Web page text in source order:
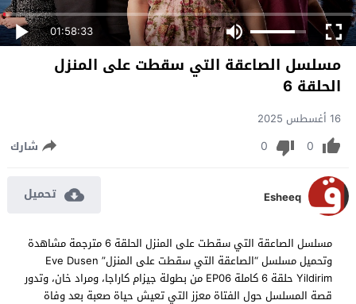
01:58:33
مسلسل الصاعقة التي سقطت على المنزل
الحلقة 6
16 أغسطس 2025
0
0 شارك
Esheeq تحميل
مسلسل الصاعقة التي سقطت على المنزل الحلقة 6 مترجمة مشاهدة
وتحميل مسلسل “الصاعقة التي سقطت على المنزل” Eve Dusen
Yildirim حلقة 6 كاملة EP06 من بطولة جيزام كاراجا، ومراد خان، وتدور
قصة المسلسل حول الفتاة معزز التي تعيش حياة صعبة بعد وفاة